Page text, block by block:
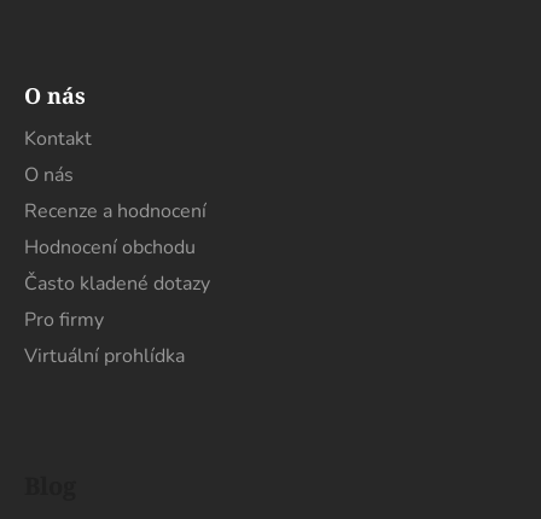
O nás
Kontakt
O nás
Recenze a hodnocení
Hodnocení obchodu
Často kladené dotazy
Pro firmy
Virtuální prohlídka